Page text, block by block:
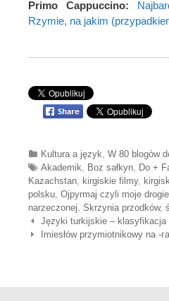
Primo Cappuccino:
Rzymie, na jakim
Categories
Kultura a język W 80 blogów
Tags
Akademik Boz sałkyn Do +
Kazachstan
kirgiskie filmy,
polsku Ojpyrmaj czyli moje
narzeczonej Skrzynia przodków,
Nawigacja wpisów
Języki turkijskie – klasyfikacja
Imiesłów przymiotnikowy na -